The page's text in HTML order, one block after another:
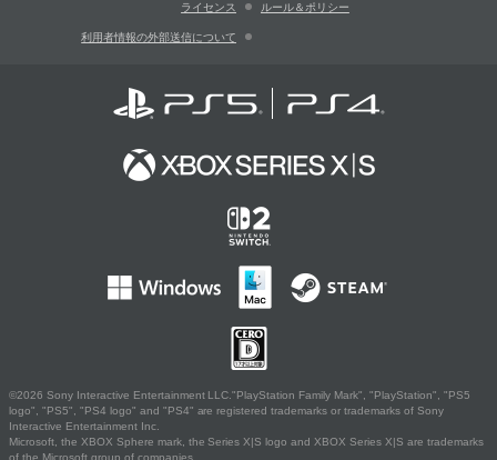
ライセンス ルール＆ポリシー
利用者情報の外部送信について
©2026 Sony Interactive Entertainment LLC."PlayStation Family Mark", "PlayStation", "PS5
logo", "PS5", "PS4 logo" and "PS4" are registered trademarks or trademarks of Sony
Interactive Entertainment Inc.
Microsoft, the XBOX Sphere mark, the Series X|S logo and XBOX Series X|S are trademarks
of the Microsoft group of companies.